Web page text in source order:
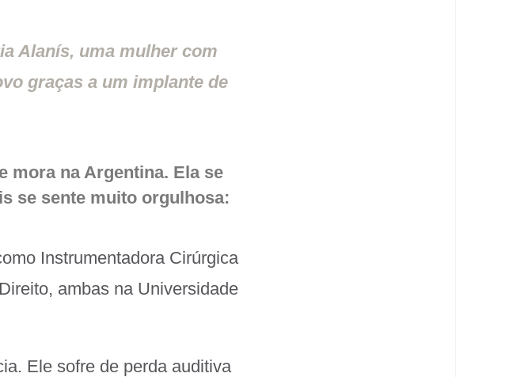
Alanís, uma mulher com
graças a um implante de
mora na Argentina. Ela se
se sente muito orgulhosa:
Instrumentadora Cirúrgica
ambas na Universidade
Ele sofre de perda auditiva